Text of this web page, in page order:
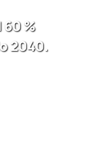
%
2040.